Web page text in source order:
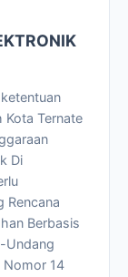
Kota Ternate
Di
Rencana
Berbasis
Undang
Nomor 14